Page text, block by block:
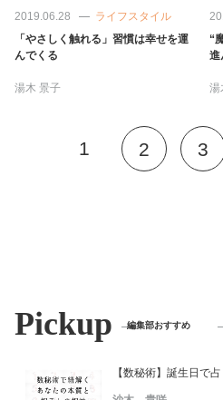
2019.06.28
ライフスタイル
「やさしく触れる」習慣は幸せを運
んでくる
湯木 景子
“
進
湯
1 2 3
Pickup 編集部おすすめ
【数秘術】誕生日で